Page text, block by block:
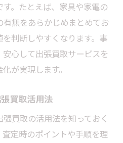
。たとえば、家具や家電の
無をあらかじめまとめてお
判断しやすくなります。事
心して出張買取サービスを
が実現します。
買取活用法
買取の活用法を知っておく
定時のポイントや手順を理